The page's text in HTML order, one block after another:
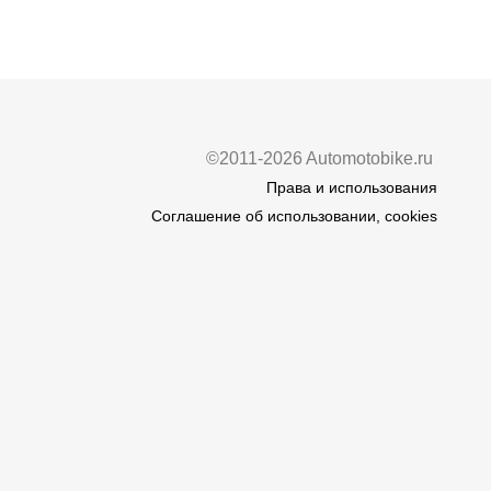
©2011-2026 Automotobike.ru
Права и использования
Соглашение об использовании, cookies